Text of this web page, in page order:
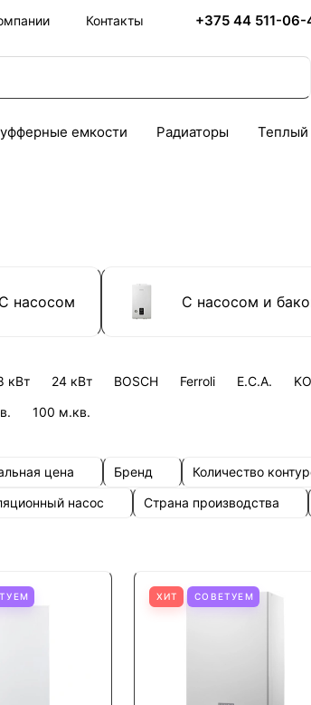
Контакты +375 44 511-06-
емкости Радиаторы Теплый
С насосом С насосом и
кВт 24 кВт BOSCH Ferroli E.C.A.
100 м.кв.
цена Бренд Количество
насос Страна производства
ХИТ СОВЕТУЕМ